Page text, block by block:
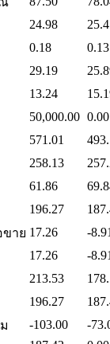
24.98
0.18
0.13
29.19
13.24
50,000.00 0.00
571.01
258.13
61.86
196.27
ขาย 17.26
-
17.26
-
213.53
196.27
-103.00
-